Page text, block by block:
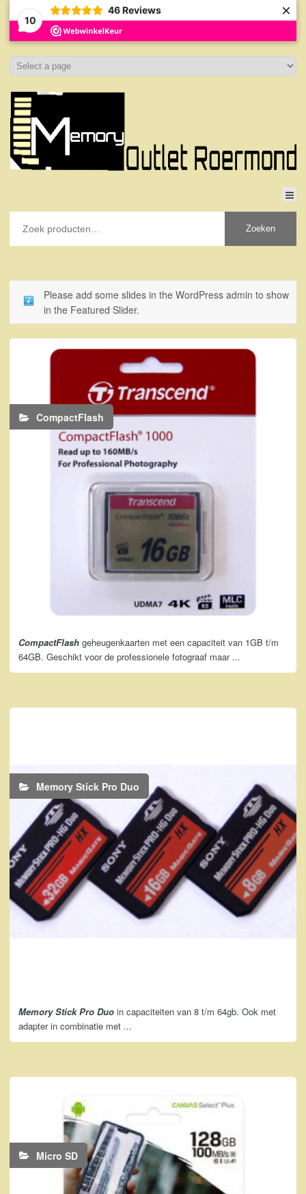
10
46 Reviews ×
Zoeken
Please add some slides in the WordPress admin to show
in the Featured Slider.
CompactFlash
CompactFlash geheugenkaarten met een capaciteit van 1GB t/m
64GB. Geschikt voor de professionele fotograaf maar ...
Memory Stick Pro Duo
Memory Stick Pro Duo in capaciteiten van 8 t/m 64gb. Ook met
adapter in combinatie met ...
Micro SD